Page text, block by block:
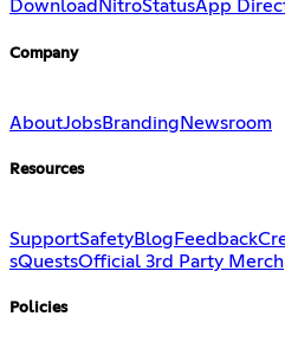
Download NitroStatusApp
Company
AboutJobsBranding Newsroom
Resources
SupportSafetyBlog Feedback
sQuestsOfficial 3rd Party Merch
Policies